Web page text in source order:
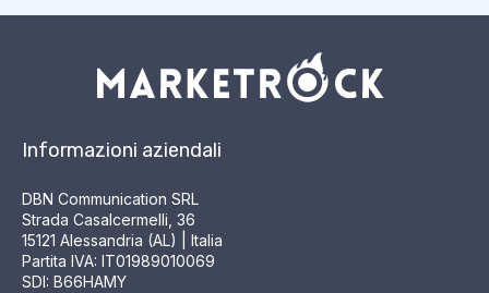
Informazioni aziendali
DBN Communication SRL
Strada Casalcermelli, 36
15121 Alessandria (AL) | Italia
Partita IVA: IT01989010069
SDI: B66HAMY